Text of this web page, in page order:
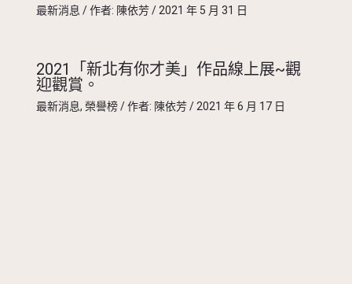
最新消息 / 作者: 陳依芳/2021 年 5 月 31 日
2021「新北有你才美」作品線上展~觀
迎觀賞。
最新消息, 榮譽榜/ 作者: 陳依芳/2021 年 6 月 17 日